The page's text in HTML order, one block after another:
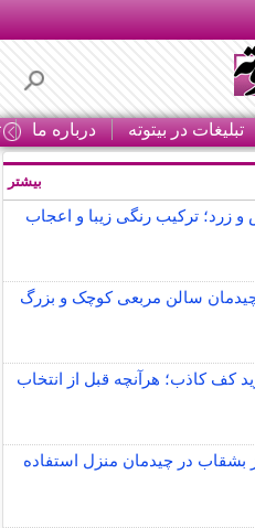
تبلیغات در بیتوته درباره ما
زرد؛ ترکیب رنگی زیبا و اعجاب
سالن مربعی کوچک و بزرگ
کف کاذب؛ هرآنچه قبل از انتخاب
بشقاب در چیدمان منزل استفاده
بیشتر